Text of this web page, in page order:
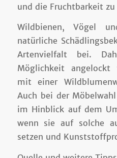
und die Fruchtbarkeit
Wildbienen, Vögel
natürliche
Artenvielfalt bei.
Möglichkeit angelockt
mit einer
Auch bei der
im Hinblick auf dem
wenn sie auf solche
setzen und